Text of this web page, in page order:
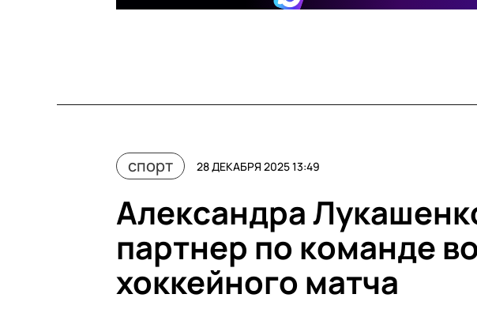
спорт 28 ДЕКАБРЯ 2025 13:49
Александра
партнер по команде
хоккейного матча